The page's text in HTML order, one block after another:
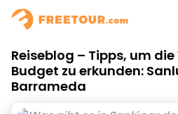
Reiseblog – Tipps, um
Budget zu erkunden:
Barrameda